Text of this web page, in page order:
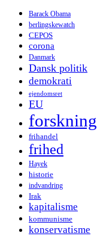
Barack Obama
berlingskewatch
CEPOS
corona
Danmark
Dansk politik
demokrati
ejendomsret
EU
forskning
frihandel
frihed
Hayek
historie
indvandring
Irak
kapitalisme
kommunisme
konservatisme